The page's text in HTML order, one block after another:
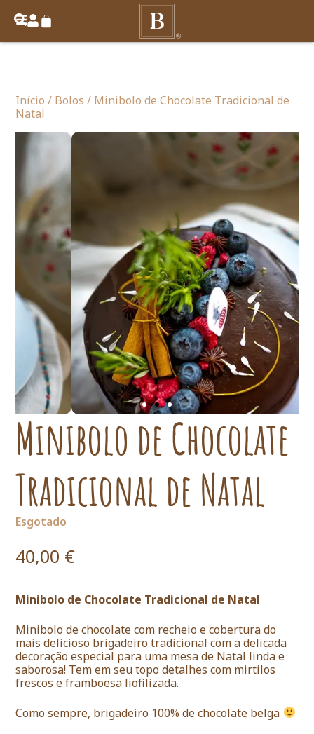
Início / Bolos / Minibolo de Chocolate Tradicional de
Natal
Minibolo de Chocolate
Tradicional de Natal
40,00 €
Minibolo de Chocolate Tradicional de Natal
Minibolo de chocolate com recheio e cobertura do
mais delicioso brigadeiro tradicional com a delicada
decoração especial para uma mesa de Natal linda e
saborosa! Tem em seu topo detalhes com mirtilos
frescos e framboesa liofilizada.
Como sempre, brigadeiro 100% de chocolate belga
Esgotado